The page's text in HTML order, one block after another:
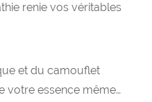
renie vos véritables
et du camouflet
votre essence même…